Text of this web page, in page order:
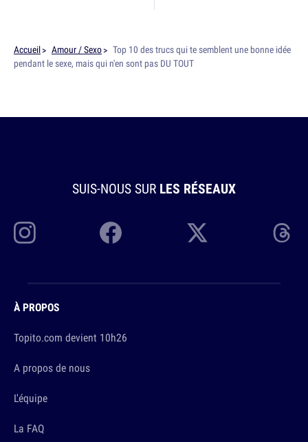
Accueil Amour / Sexo
Top 10 des trucs qui te semblent une bonne idée
pendant le sexe, mais qui n'en sont pas DU TOUT
SUIS-NOUS SUR LES RÉSEAUX
À PROPOS
Topito.com devient 10h26
A propos de nous
L'équipe
La FAQ